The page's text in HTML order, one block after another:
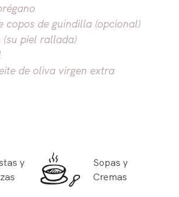
copos de guindilla (opcional)
piel rallada)
de oliva virgen extra
y
Sopas y
Cremas